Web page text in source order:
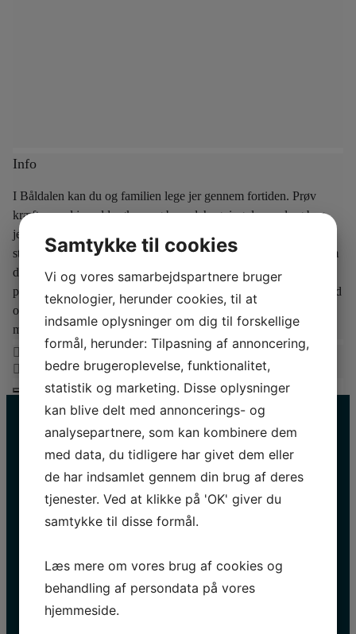
Info
I Båldalen kan du og familien lege jer gennem fortiden. Prøv
kræfter med jernalderøkser og brændehugning, lav mel og bag
jeres egne brødkiks over bål, eller tag ud af sejle. Vælg enten en
stammebåd som dem man brugte i stenalderen eller en robåd som
dem man brugte under søndagsudflugter i 1900. Eller nyd en tur
på søen i dem begge. Båldalen er et Oldtidens prøv-selv-værksted
og Sagnlandet Lejres hjerte, hvor gløderne altid er klar til
medbragte snobrød eller pølser.
Navn
Samtykke til cookies
Vi og vores samarbejdspartnere bruger
teknologier, herunder cookies, til at
indsamle oplysninger om dig til forskellige
formål, herunder: Tilpasning af annoncering,
bedre brugeroplevelse, funktionalitet,
statistik og marketing. Disse oplysninger
kan blive delt med annoncerings- og
analysepartnere, som kan kombinere dem
med data, du tidligere har givet dem eller
de har indsamlet gennem din brug af deres
tjenester. Ved at klikke på 'OK' giver du
samtykke til disse formål.
Læs mere om vores brug af cookies og
behandling af persondata på vores
hjemmeside.